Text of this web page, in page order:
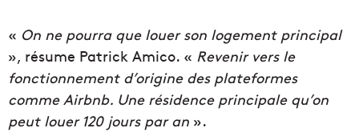
« On ne pourra que louer son logement principal
», résume Patrick Amico. « Revenir vers le
fonctionnement d’origine des plateformes
comme Airbnb. Une résidence principale qu’on
peut louer 120 jours par an ».